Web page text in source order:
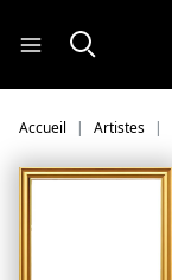
Accueil Artistes